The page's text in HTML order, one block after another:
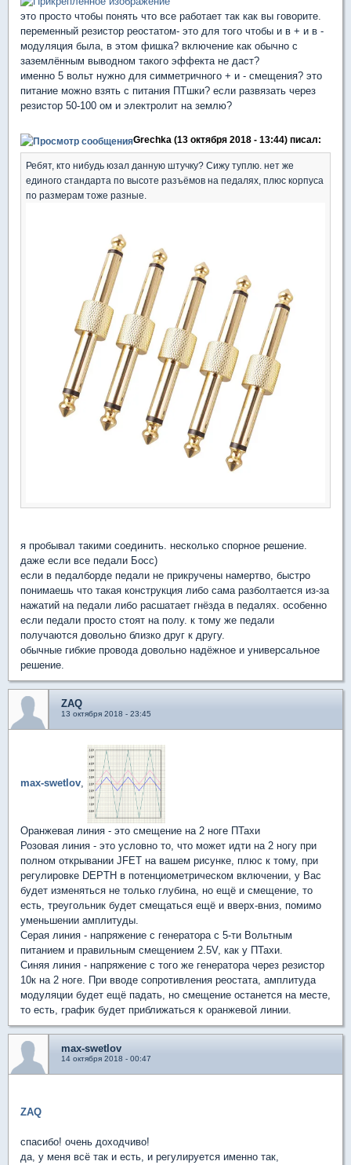
это просто чтобы понять что все работает так как вы говорите.
переменный резистор реостатом- это для того чтобы и в + и в -
модуляция была, в этом фишка? включение как обычно с
заземлённым выводном такого эффекта не даст?
именно 5 вольт нужно для симметричного + и - смещения? это
питание можно взять с питания ПТшки? если развязать через
резистор 50-100 ом и электролит на землю?
Grechka (13 октября 2018 - 13:44) писал:
Ребят, кто нибудь юзал данную штучку? Сижу туплю. нет же
единого стандарта по высоте разъёмов на педалях, плюс корпуса
по размерам тоже разные.
я пробывал такими соединить. несколько спорное решение.
даже если все педали Босс)
если в педалборде педали не прикручены намертво, быстро
понимаешь что такая конструкция либо сама разболтается из-за
нажатий на педали либо расшатает гнёзда в педалях. особенно
если педали просто стоят на полу. к тому же педали
получаются довольно близко друг к другу.
обычные гибкие провода довольно надёжное и универсальное
решение.
ZAQ
13 октября 2018 - 23:45
max-swetlov,
Оранжевая линия - это смещение на 2 ноге ПТахи
Розовая линия - это условно то, что может идти на 2 ногу при
полном открывании JFET на вашем рисунке, плюс к тому, при
регулировке DEPTH в потенциометрическом включении, у Вас
будет изменяться не только глубина, но ещё и смещение, то
есть, треугольник будет смещаться ещё и вверх-вниз, помимо
уменьшении амплитуды.
Серая линия - напряжение с генератора с 5-ти Вольтным
питанием и правильным смещением 2.5V, как у ПТахи.
Синяя линия - напряжение с того же генератора через резистор
10к на 2 ноге. При вводе сопротивления реостата, амплитуда
модуляции будет ещё падать, но смещение останется на месте,
то есть, график будет приближаться к оранжевой линии.
max-swetlov
14 октября 2018 - 00:47
ZAQ
спасибо! очень доходчиво!
да, у меня всё так и есть, и регулируется именно так,